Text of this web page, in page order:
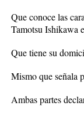
Que conoce las
Tamotsu Ishikawa
Que tiene su
Mismo que señala
Ambas partes